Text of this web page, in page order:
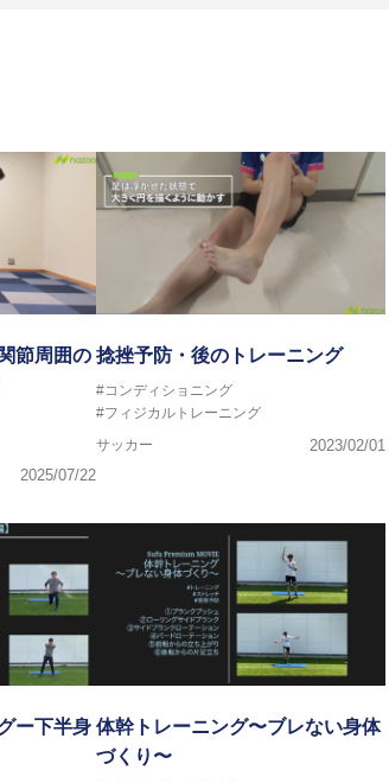
理念として掲げ、世の中の人々の『健康』をあら
節周囲の
2025/07/22
捻挫予防・後のトレーニング
#コンディショニング
#フィジカルトレーニング
サッカー
2023/02/01
ー下半身 体幹トレーニング〜ブレない身体
づくり〜